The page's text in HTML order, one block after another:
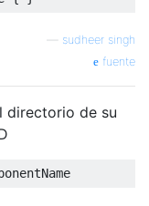
sudheer singh
fuente
directorio de su